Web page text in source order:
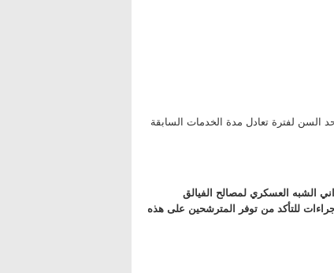
تمديد حد السن لفترة تعادل مدة الخدمات السابقة
الشبه العسكري لمصالح الفيالق
للتأكد من توفر المترشحين على هذه